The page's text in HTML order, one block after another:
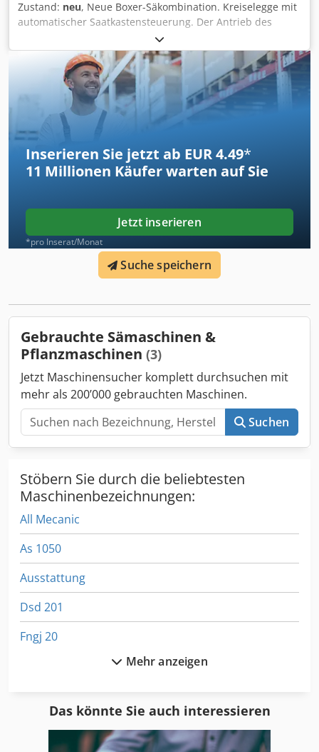
Zustand: neu, Neue Boxer-Säkombination. Kreiselegge mit
automatischer Saatkastensteuerung. Der Antrieb des
Saatkastens erfolgt über die Käfigwalze am Heck der
Maschine. Arbeitstiefe 10 bis 15 cm. Arbeitsbreite von 145
bis 200 cm. Djdpfjx I Hcbjx Akiokr Zustand: Neu
Inserieren Sie jetzt ab EUR 4.49*
11 Millionen Käufer warten auf Sie
Jetzt inserieren
*pro Inserat/Monat
Suche speichern
Gebrauchte Sämaschinen &
Pflanzmaschinen (3)
Jetzt Maschinensucher komplett durchsuchen mit
mehr als 200’000 gebrauchten Maschinen.
Suchen
Stöbern Sie durch die beliebtesten
Maschinenbezeichnungen:
All Mecanic
As 1050
Ausstattung
Dsd 201
Fngj 20
Mehr anzeigen
Das könnte Sie auch interessieren